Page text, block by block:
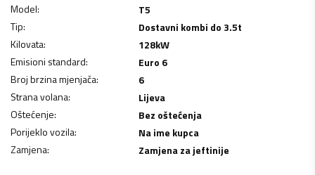
Model:
T5
Tip:
Dostavni kombi do 3.5t
Kilovata: 128kW
Emisioni standard:
Euro 6
Broj brzina mjenjača:
6
Strana volana:
Lijeva
Oštećenje:
Bez oštećenja
Porijeklo vozila:
Na ime kupca
Zamjena: Zamjena za jeftinije